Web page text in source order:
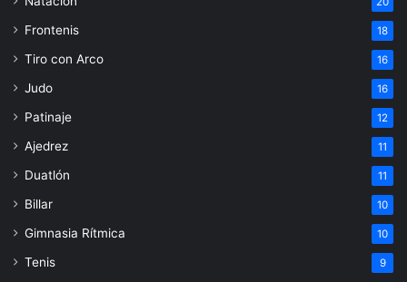
Frontenis 18
Tiro con Arco 16
Judo 16
Patinaje 12
Ajedrez 11
Duatlón 11
Billar 10
Gimnasia Rítmica 10
Tenis 9